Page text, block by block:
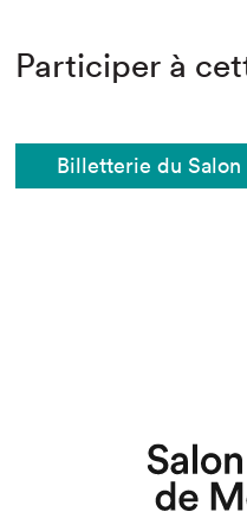
Participer à
Billetterie du Salon